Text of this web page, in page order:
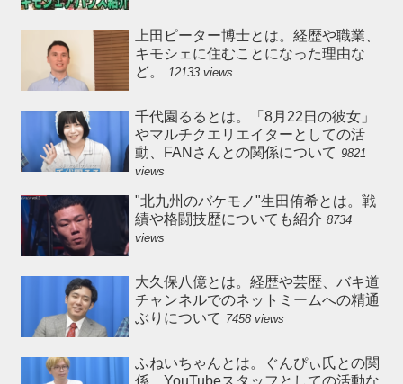
上田ピーター博士とは。経歴や職業、
キモシェに住むことになった理由な
ど。
12133 views
千代園るるとは。「8月22日の彼女」
やマルチクエリエイターとしての活
動、FANさんとの関係について 9821
views
"北九州のバケモノ"生田侑希とは。戦
績や格闘技歴についても紹介 8734
views
大久保八億とは。経歴や芸歴、バキ道
チャンネルでのネットミームへの精通
ぶりについて 7458 views
ふねいちゃんとは。ぐんぴぃ氏との関